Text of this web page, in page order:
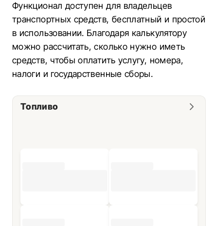
Функционал доступен для владельцев
транспортных средств, бесплатный и простой
в использовании. Благодаря калькулятору
можно рассчитать, сколько нужно иметь
средств, чтобы оплатить услугу, номера,
налоги и государственные сборы.
Топливо